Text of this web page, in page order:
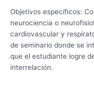
Objetivos específicos:
neurociencia o
cardiovascular y
de seminario donde se
que el estudiante logre
interrelación.